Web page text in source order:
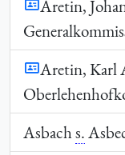
Aretin,
Aretin, Karl
Asbachs.